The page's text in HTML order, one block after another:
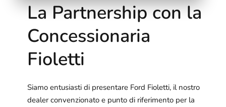
La Partnership con la
Concessionaria
Fioletti
Siamo entusiasti di presentare Ford Fioletti, il nostro
dealer convenzionato e punto di riferimento per la